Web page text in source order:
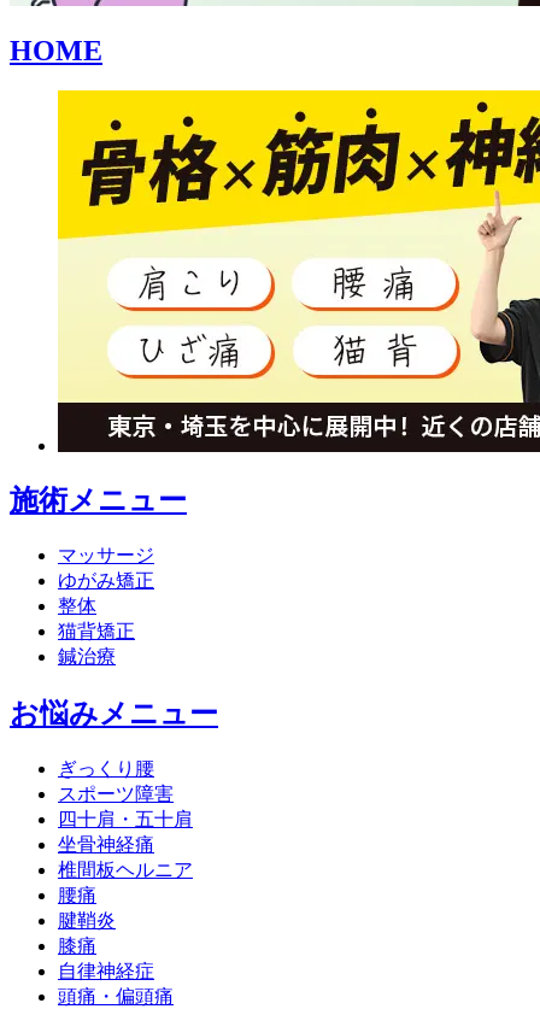
HOME
施術メニュー
マッサージ
ゆがみ矯正
整体
猫背矯正
鍼治療
お悩みメニュー
ぎっくり腰
スポーツ障害
四十肩・五十肩
坐骨神経痛
椎間板ヘルニア
腰痛
腱鞘炎
膝痛
自律神経症
頭痛・偏頭痛